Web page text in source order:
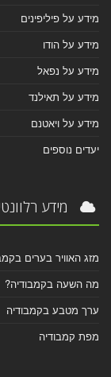
מידע על פיליפינים
מידע על הודו
מידע על נפאל
מידע על תאילנד
מידע על ויאטנם
יעדים נוספים
מידע
מזג האוויר בערים
מה השעה בקמבודיה?
ערך מטבע בקמבודיה
מפת קמבודיה